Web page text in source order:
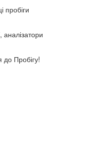
пробіги
аналізатори
до Пробігу!